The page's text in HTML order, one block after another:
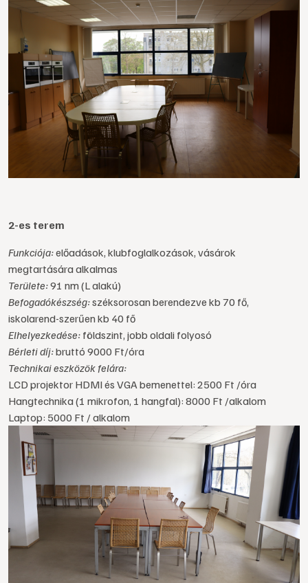
2-es terem
Funkciója:előadások, klubfoglalkozások, vásárok
megtartására alkalmas
Területe:91 nm (L alakú)
Befogadókészség:széksorosan berendezve kb 70 fő,
iskolarend-szerűen kb 40 fő
Elhelyezkedése: földszint, jobb oldali folyosó
Bérleti díj:bruttó 9000 Ft/óra
Technikai eszközök felára:
LCD projektor HDMI és VGA bemenettel: 2500 Ft /óra
Hangtechnika (1 mikrofon, 1 hangfal): 8000 Ft /alkalom
Laptop: 5000 Ft / alkalom